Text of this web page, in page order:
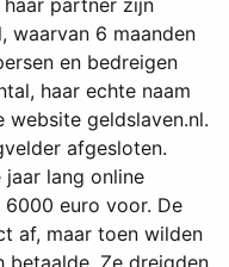
haar partner zijn
waarvan 6 maanden
en bedreigen
haar echte naam
website geldslaven.nl.
afgesloten.
jaar lang online
euro voor. De
af, maar toen wilden